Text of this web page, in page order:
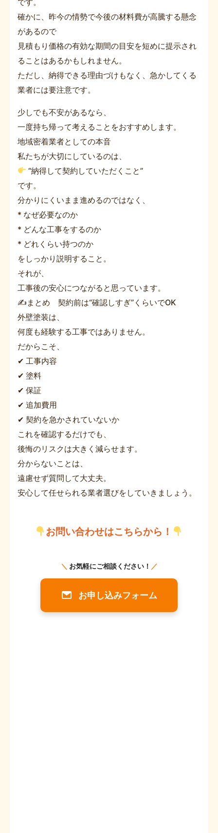
確かに、昨今の情勢で今後の材料費が高騰する懸念
があるので
見積もり価格の有効な期間の目安を短めに提示され
ることはあるかもしれません。
ただし、納得できる理由づけもなく、急かしてくる
業者には要注意です。
少しでも不安があるなら、
一度持ち帰って考えることをおすすめします。
地域密着業者としての本音
私たちが大切にしているのは、
“納得して契約していただくこと”
です。
分かりにくいまま進めるのではなく、
* なぜ必要なのか
* どんな工事をするのか
* どれくらい持つのか
をしっかり説明すること。
それが、
工事後の安心につながると思っています。
✍まとめ 契約前は“確認しすぎ”くらいでOK
外壁塗装は、
何度も経験する工事ではありません。
だからこそ、
✔ 工事内容
✔ 塗料
✔ 保証
✔ 追加費用
✔ 契約を急かされていないか
これを確認するだけでも、
後悔のリスクは大きく減らせます。
分からないことは、
遠慮せず質問して大丈夫。
安心して任せられる業者選びをしていきましょう。
お問い合わせはこちらから！
お申し込みフォーム